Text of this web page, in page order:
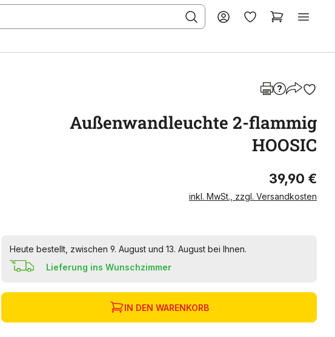
Außenwandleuchte 2-flammig
HOOSIC
39,90 €
inkl. MwSt., zzgl. Versandkosten
Heute bestellt, zwischen 9. August und 13. August bei Ihnen.
Lieferung ins Wunschzimmer
IN DEN WARENKORB